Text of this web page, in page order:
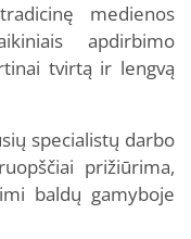
medienos
apdirbimo
tvirtą ir lengvą
specialistų darbo
prižiūrima,
baldų gamyboje